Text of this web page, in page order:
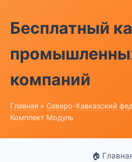
Бесплатный
компаний
Главная » Северо-Кавказский
Комплект Модуль
🏠